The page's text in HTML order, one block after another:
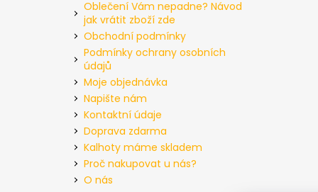
Oblečení Vám nepadne? Návod
jak vrátit zboží zde
Obchodní podmínky
Podmínky ochrany osobních
údajů
Moje objednávka
Napište nám
Kontaktní údaje
Doprava zdarma
Kalhoty máme skladem
Proč nakupovat u nás?
O nás